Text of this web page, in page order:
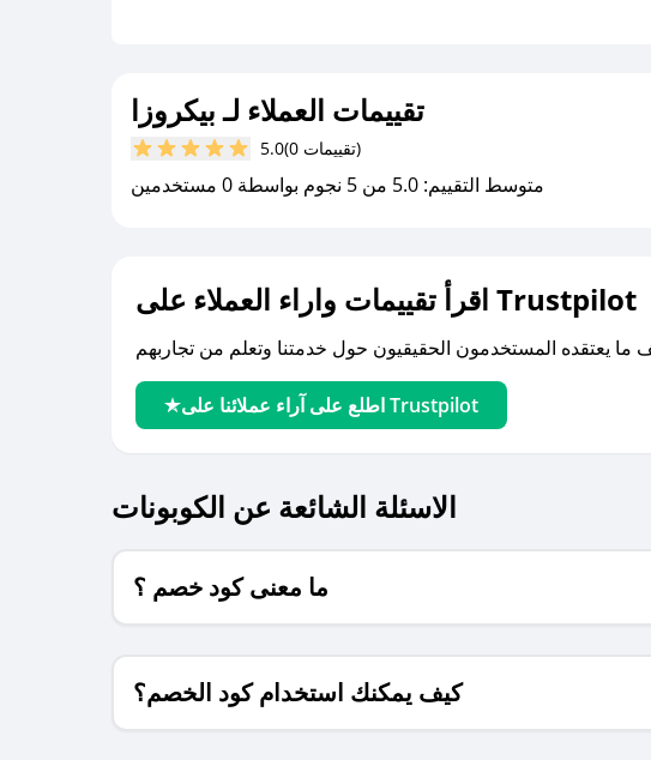
تقييمات العملاء لـ بيكروزا
5.0 (0 تقييمات)
متوسط التقييم: 5.0 من 5 نجوم بواسطة 0 مستخدمين
اقرأ تقييمات واراء العملاء على Trustpilot
اطلع على آراء عملائنا على Trustpilot
الاسئلة الشائعة عن الكوبونات
ما معنى كود خصم ؟
كيف يمكنك استخدام كود الخصم؟